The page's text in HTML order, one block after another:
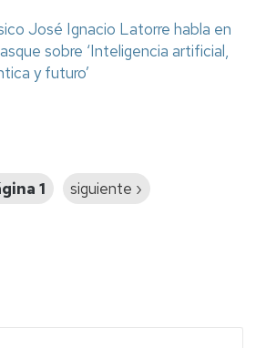
José Ignacio Latorre habla en
sobre ‘Inteligencia artificial,
y futuro’
1
Siguiente
siguiente ›